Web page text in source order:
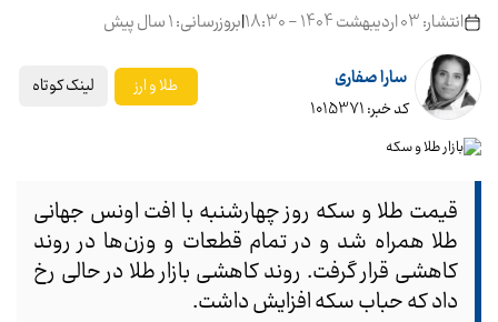
انتشار: 03 اردیبهشت 1404 - 18:30 |بروزرسانی: 1 سال پیش
سارا صفاری
کد خبر: 1015371
طلا و ارز لینک کوتاه
قیمت طلا و سکه روز چهارشنبه با افت اونس جهانی
طلا همراه شد و در تمام قطعات و وزن‌ها در روند
کاهشی قرار گرفت. روند کاهشی بازار طلا در حالی رخ
داد که حباب سکه افزایش داشت.